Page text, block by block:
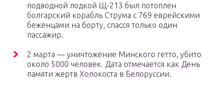
подводной лодкой Щ-213 был потоплен
болгарский корабль Струма с 769 еврейскими
беженцами на борту, спасся только один
пассажир.
2 марта — уничтожение Минского гетто, убито
около 5000 человек. Дата отмечается как День
памяти жертв Холокоста в Белоруссии.